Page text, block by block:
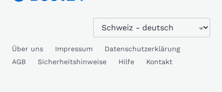
Über uns Impressum
Datenschutzerklärung
AGB
Sicherheitshinweise Hilfe Kontakt